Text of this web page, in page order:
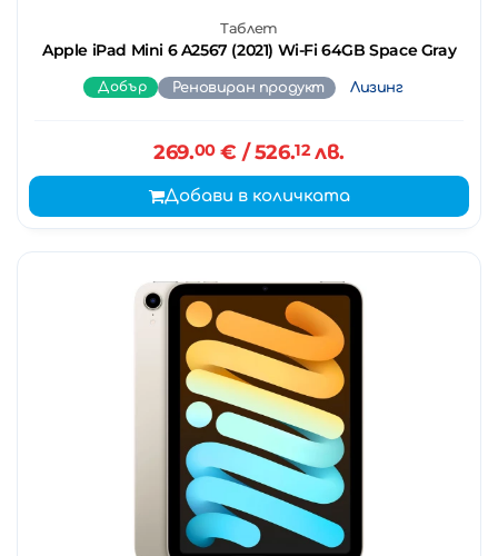
Таблет
Apple iPad Mini 6 A2567 (2021) Wi-Fi 64GB Space Gray
Добър Реновиран продукт Лизинг
269.00€ / 526.12лв.
Добави в количката